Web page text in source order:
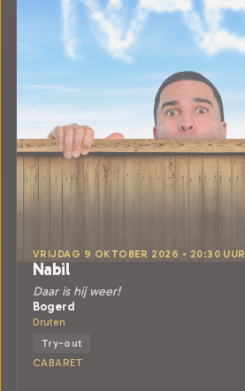
VRIJDAG 9 OKTOBER 2026 • 20:30 UUR
Nabil
Daar is hij weer!
Bogerd
Druten
Try-out
CABARET